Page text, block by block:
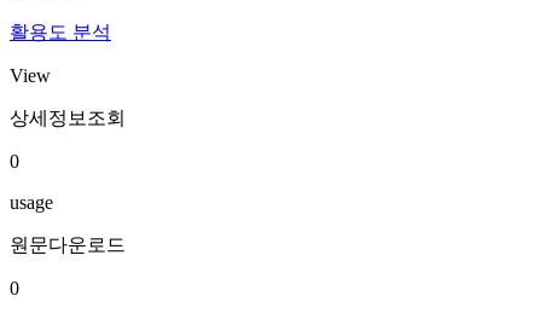
활용도 분석
View
상세정보조회
0
usage
원문다운로드
0